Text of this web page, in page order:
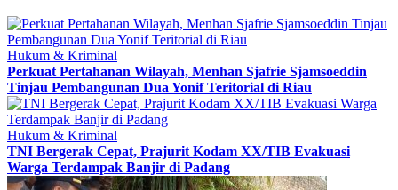
Hukum & Kriminal
Perkuat Pertahanan Wilayah, Menhan Sjafrie Sjamsoeddin
Tinjau Pembangunan Dua Yonif Teritorial di Riau
Hukum & Kriminal
TNI Bergerak Cepat, Prajurit Kodam XX/TIB Evakuasi
Warga Terdampak Banjir di Padang